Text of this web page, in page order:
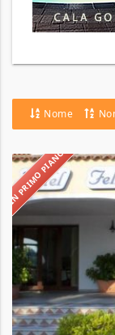
Nome
IN PRIMO PIANO